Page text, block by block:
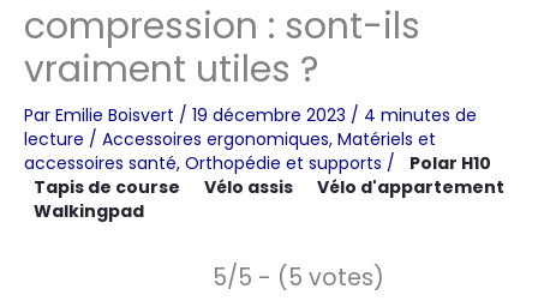
compression : sont-ils
vraiment utiles ?
Par Emilie Boisvert / 19 décembre 2023 / 4 minutes de
lecture / Accessoires ergonomiques, Matériels et
accessoires santé, Orthopédie et supports /
Polar H10
Tapis de course
Vélo assis
Vélo d'appartement
Walkingpad
5/5 - (5 votes)